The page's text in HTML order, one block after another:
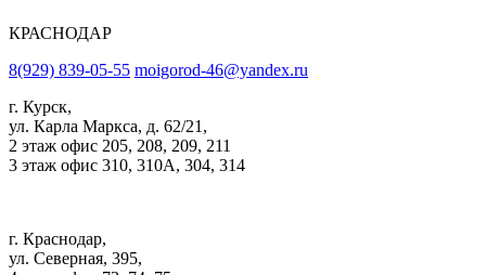
КРАСНОДАР
8(929) 839-05-55 moigorod-46@yandex.ru
г. Курск,
ул. Карла Маркса, д. 62/21,
2 этаж офис 205, 208, 209, 211
3 этаж офис 310, 310А, 304, 314
г. Краснодар,
ул. Северная, 395,